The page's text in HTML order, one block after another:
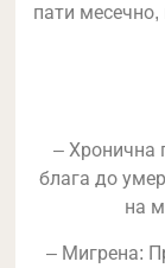
пати месечно,
– Хронична
блага до
на
– Мигрена: